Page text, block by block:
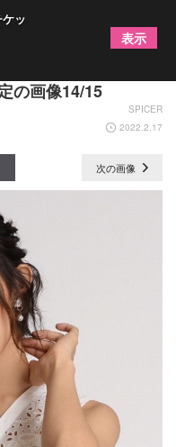
ダブル主演 舞台
の画像14/15
SPICER
2022.2.17
次の画像
ッ
表示